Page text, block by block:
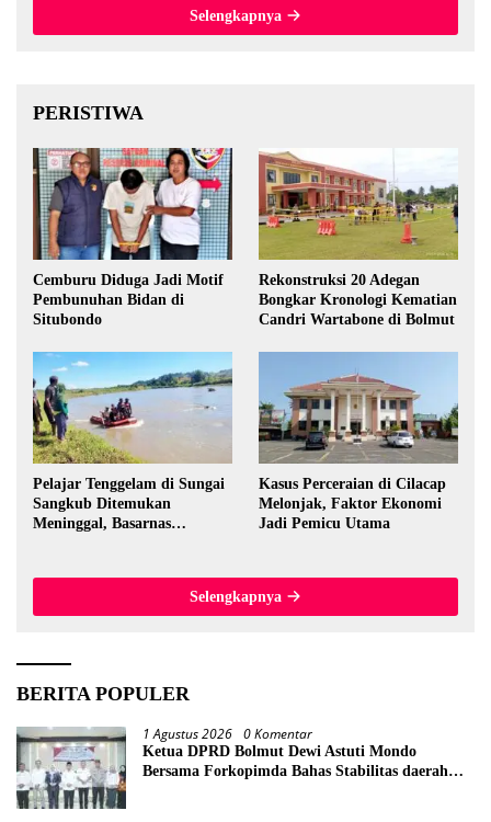
Selengkapnya
PERISTIWA
Cemburu Diduga Jadi Motif
Pembunuhan Bidan di
Situbondo
Rekonstruksi 20 Adegan
Bongkar Kronologi Kematian
Candri Wartabone di Bolmut
Pelajar Tenggelam di Sungai
Sangkub Ditemukan
Meninggal, Basarnas
Kasus Perceraian di Cilacap
Melonjak, Faktor Ekonomi
Jadi Pemicu Utama
Selengkapnya
BERITA POPULER
1 Agustus 2026 0 Komentar
Ketua DPRD Bolmut Dewi Astuti Mondo
Bersama Forkopimda Bahas Stabilitas daerah